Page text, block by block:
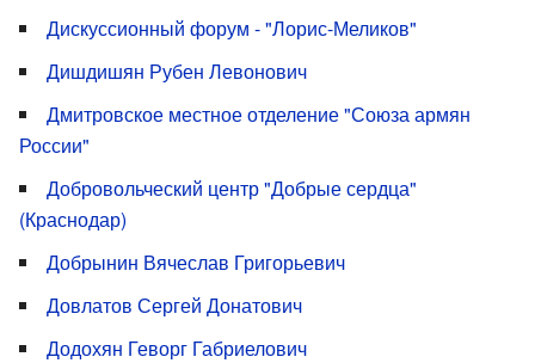
Дискуссионный форум - "Лорис-Меликов"
Дишдишян Рубен Левонович
Дмитровское местное отделение "Союза армян
России"
Добровольческий центр "Добрые сердца"
(Краснодар)
Добрынин Вячеслав Григорьевич
Довлатов Сергей Донатович
Додохян Геворг Габриелович